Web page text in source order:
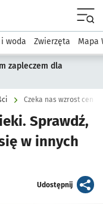
Środowisko we
woda Zwierzęta Mapa
zapleczem dla
Czeka nas wzrost cen
Sprawdź,
w innych
Udostępnijartykuł